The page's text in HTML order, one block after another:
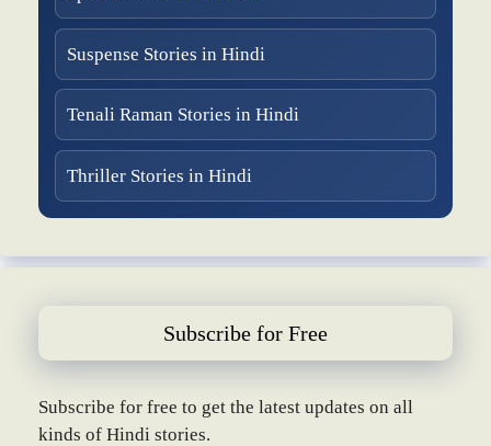
Suspense Stories in Hindi
Tenali Raman Stories in Hindi
Thriller Stories in Hindi
Subscribe for Free
Subscribe for free to get the latest updates on all
kinds of Hindi stories.